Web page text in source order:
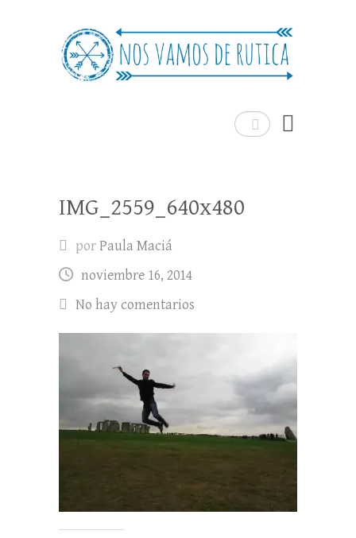
Buscar
Nos Vamos de Rutica
IMG_2559_640x480
porPaula Maciá
noviembre 16, 2014
No hay comentarios